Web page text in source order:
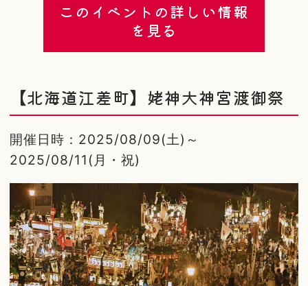
このイベントの詳しい情報
を見る
【北海道江差町】姥神大神宮渡御祭
開催日時：2025/08/09(土)～
2025/08/11(月・祝)